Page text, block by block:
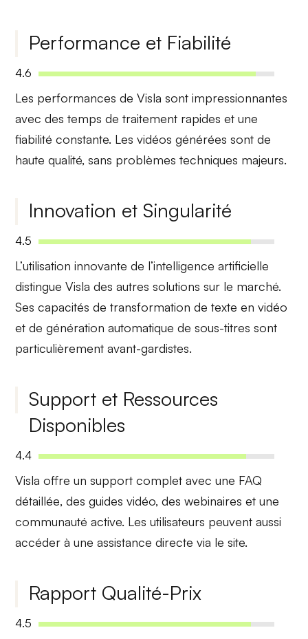
Performance et Fiabilité
4.6
Les performances de Visla sontimpressionnantes
avec des temps de traitement rapides et une
fiabilité constante. Les vidéos générées sont de
haute qualité, sans problèmes techniques majeurs.
Innovation et Singularité
4.5
L’utilisationinnovante de l’intelligence artificielle
distingue Visla des autres solutions sur le marché.
Ses capacités de transformation de texte en vidéo
et de génération automatique de sous-titres sont
particulièrement avant-gardistes.
Support et Ressources
Disponibles
4.4
Visla offre un support complet avec une FAQ
détaillée, des guides vidéo, des webinaires et une
communauté active. Les utilisateurs peuvent aussi
accéder à une assistance directe via le site.
Rapport Qualité-Prix
4.5